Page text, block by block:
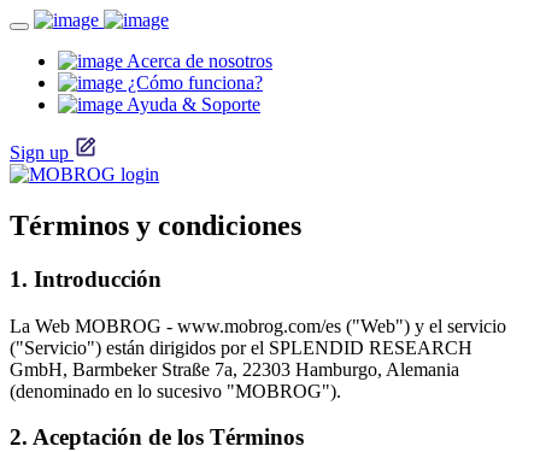
Acerca de nosotros
¿Cómo funciona?
Ayuda & Soporte
Sign up
Términos y condiciones
1. Introducción
La Web MOBROG - www.mobrog.com/es ("Web") y el servicio
("Servicio") están dirigidos por el SPLENDID RESEARCH
GmbH, Barmbeker Straße 7a, 22303 Hamburgo, Alemania
(denominado en lo sucesivo "MOBROG").
2. Aceptación de los Términos